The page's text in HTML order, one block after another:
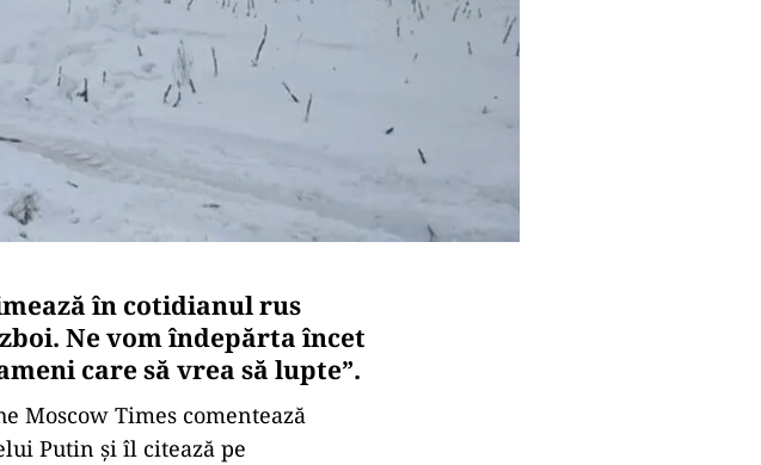
în cotidianul rus
Ne vom îndepărta încet
care să vrea să lupte”.
Moscow Times comentează
Putin și îl citează pe